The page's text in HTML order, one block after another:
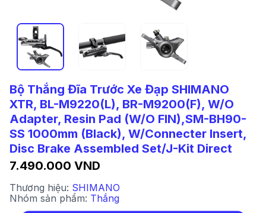
Bộ Thắng Đĩa Trước Xe Đạp SHIMANO
XTR, BL-M9220(L), BR-M9200(F), W/O
Adapter, Resin Pad (W/O FIN),SM-BH90-
SS 1000mm (Black), W/Connecter Insert,
Disc Brake Assembled Set/J-Kit Direct
7.490.000 VND
Thương hiệu: SHIMANO
Nhóm sản phẩm: Thắng